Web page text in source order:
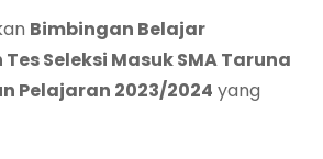
Bimbingan Belajar
Seleksi Masuk SMA Taruna
Pelajaran 2023/2024 yang